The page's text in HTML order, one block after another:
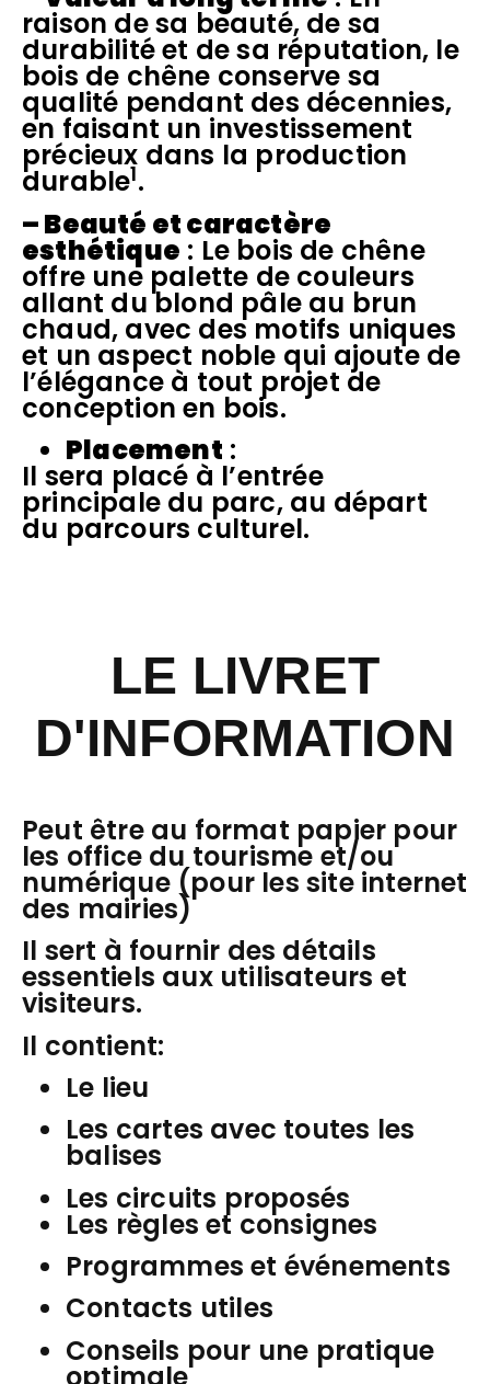
raison de sa beauté, de sa
durabilité et de sa réputation, le
bois de chêne conserve sa
qualité pendant des décennies,
en faisant un investissement
précieux dans la production
durable1.
– Beauté et caractère
esthétique : Le bois de chêne
offre une palette de couleurs
allant du blond pâle au brun
chaud, avec des motifs uniques
et un aspect noble qui ajoute de
l’élégance à tout projet de
conception en bois.
Placement :
Il sera placé à l’entrée
principale du parc, au départ
du parcours culturel.
LE LIVRET
D'INFORMATION
Peut être au format papier pour
les office du tourisme et/ou
numérique (pour les site internet
des mairies)
Il sert à fournir des détails
essentiels aux utilisateurs et
visiteurs.
Il contient:
Le lieu
Les cartes avec toutes les
balises
Les circuits proposés
Les règles et consignes
Programmes et événements
Contacts utiles
Conseils pour une pratique
optimale